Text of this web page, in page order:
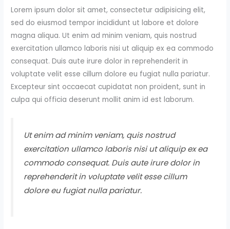
Lorem ipsum dolor sit amet, consectetur adipisicing elit,
sed do eiusmod tempor incididunt ut labore et dolore
magna aliqua. Ut enim ad minim veniam, quis nostrud
exercitation ullamco laboris nisi ut aliquip ex ea commodo
consequat. Duis aute irure dolor in reprehenderit in
voluptate velit esse cillum dolore eu fugiat nulla pariatur.
Excepteur sint occaecat cupidatat non proident, sunt in
culpa qui officia deserunt mollit anim id est laborum.
Ut enim ad minim veniam, quis nostrud
exercitation ullamco laboris nisi ut aliquip ex ea
commodo consequat. Duis aute irure dolor in
reprehenderit in voluptate velit esse cillum
dolore eu fugiat nulla pariatur.